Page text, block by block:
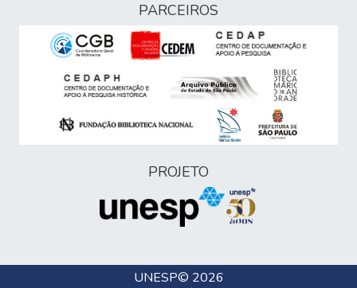
PARCEIROS
PROJETO
UNESP© 2026